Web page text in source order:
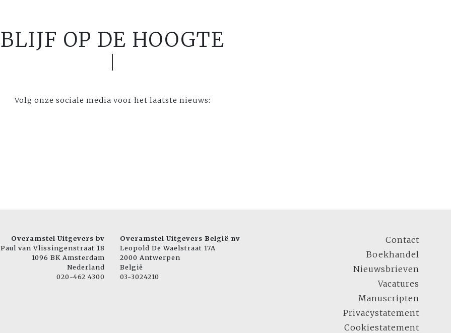
BLIJF OP DE HOOGTE
Volg onze sociale media voor het laatste nieuws:
Overamstel Uitgevers bv
Paul van Vlissingenstraat 18
1096 BK Amsterdam
Nederland
020-462 4300
Overamstel Uitgevers België nv
Leopold De Waelstraat 17A
2000 Antwerpen
België
03-3024210
Contact
Boekhandel
Nieuwsbrieven
Vacatures
Manuscripten
Privacystatement
Cookiestatement